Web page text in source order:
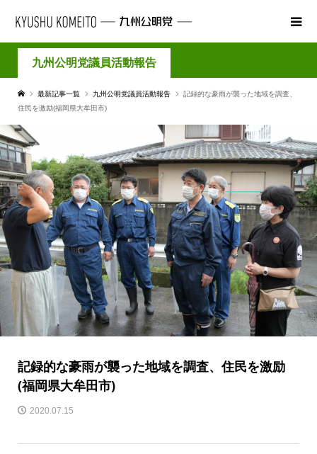
九州公明党議員活動報告
最新記事一覧 九州公明党議員活動報告
記録的な豪雨が襲った地域を調査、
住民を激励(福岡県大牟田市)
記録的な豪雨が襲った地域を調査、住民を激励
(福岡県大牟田市)
2020.07.15